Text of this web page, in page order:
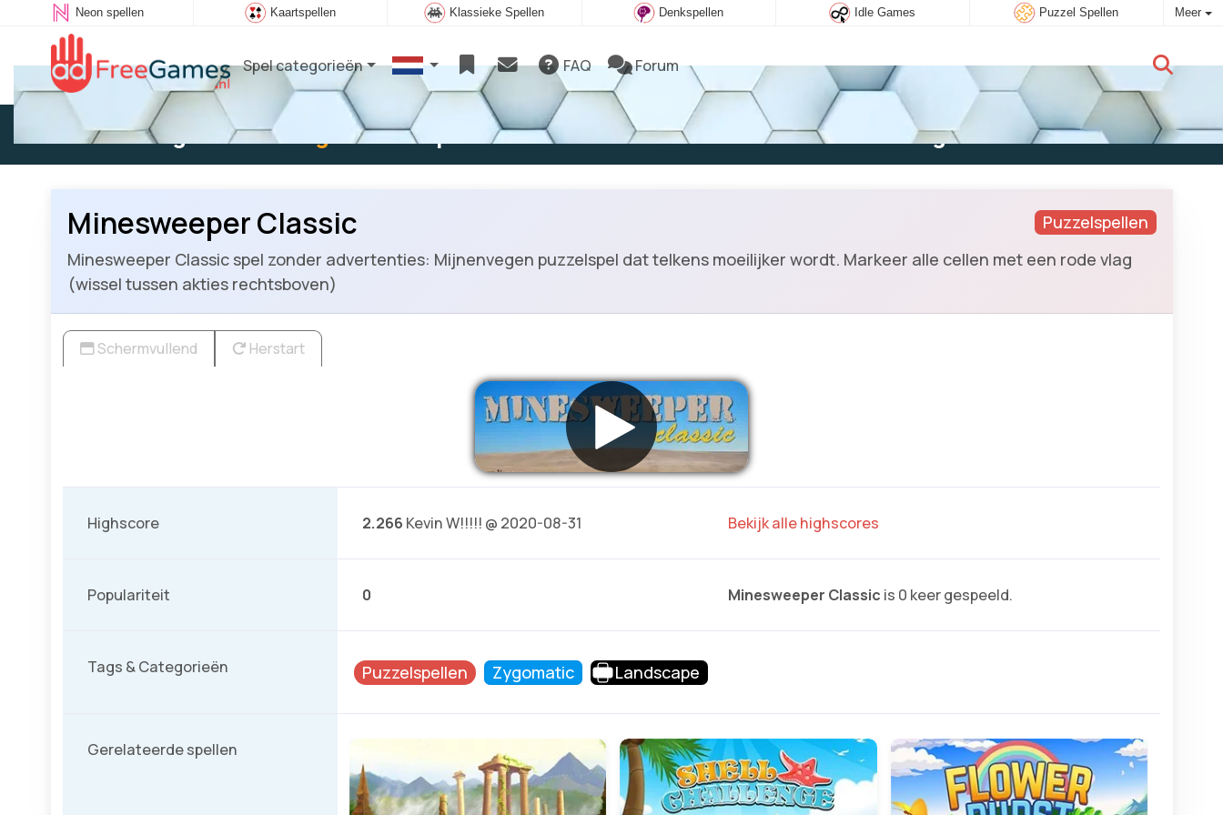
Neon spellen Kaartspellen Klassieke Spellen Denkspellen Idle Games Puzzel Spellen Meer
Spel categorieën FAQ Forum
Bestaande gebruiker: om te spelen Nieuwe gebruiker:Aanmelden
Puzzelspellen
Minesweeper Classic
Minesweeper Classic spel zonder advertenties: Mijnenvegen puzzelspel dat telkens moeilijker wordt. Markeer alle cellen met een rode vlag
(wissel tussen akties rechtsboven)
Schermvullend Herstart
Highscore 2.266 Kevin W!!!!! @ 2020-08-31 Bekijk alle highscores
Populariteit 0 Minesweeper Classic is 0 keer gespeeld.
Tags & Categorieën Puzzelspellen Zygomatic Landscape
Gerelateerde spellen